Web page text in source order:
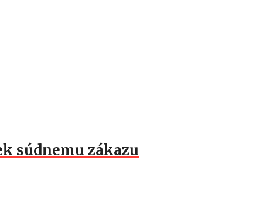
súdnemu zákazu